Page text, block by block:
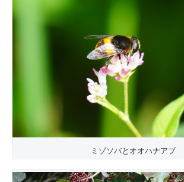
ミゾソバとオオハナアブ